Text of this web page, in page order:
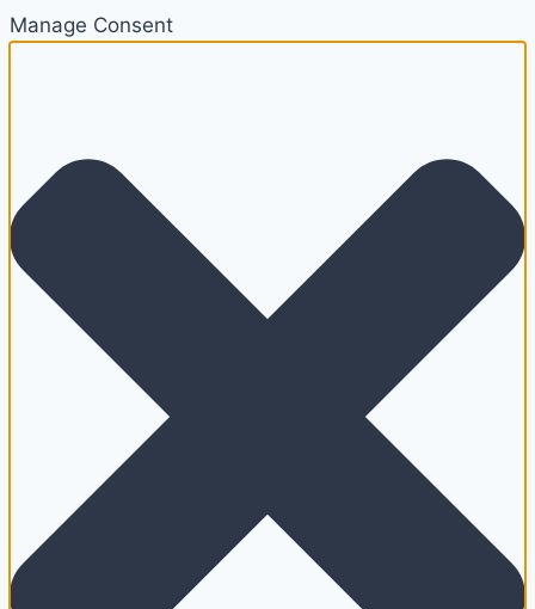
Manage Consent